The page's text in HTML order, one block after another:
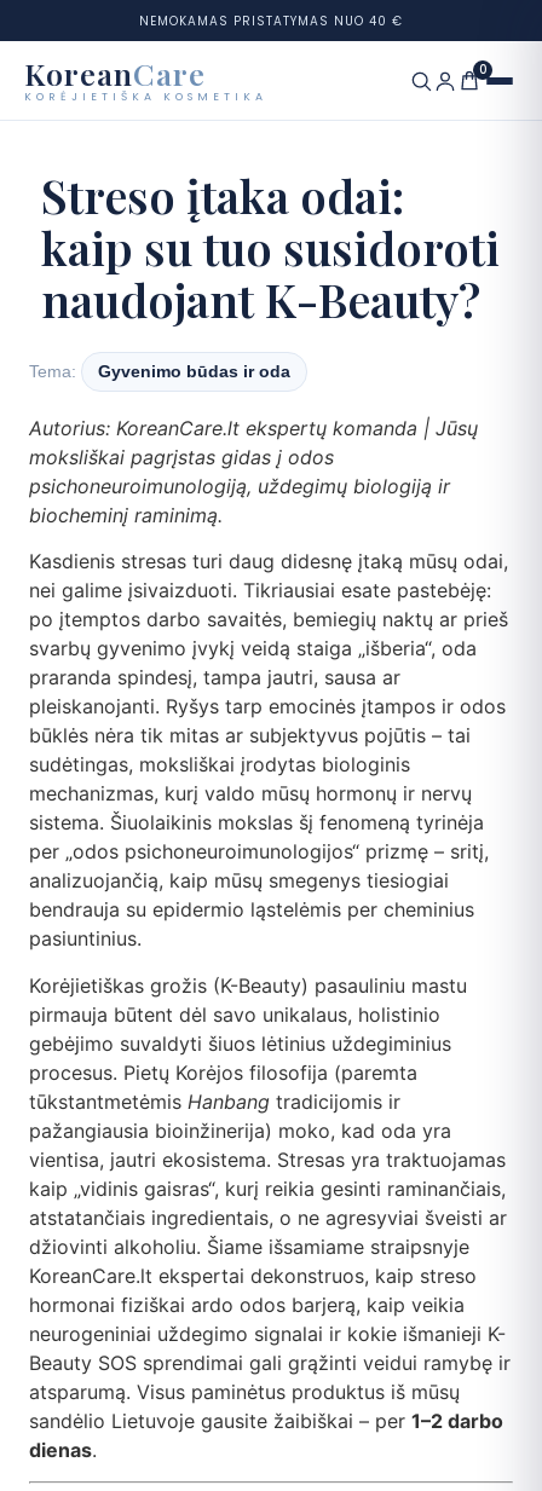
NEMOKAMAS PRISTATYMAS NUO 40 €
KoreanCare
KORĖJIETIŠKA KOSMETIKA
0
Kategorijos
Odos tipai
Rinkiniai
Odos testas
Tinklaraštis
Kontaktai
Apsipirkti
turinioStreso įtaka odai:
kaip su tuo susidoroti
naudojant K-Beauty?
Tema: Gyvenimo būdas ir oda
Autorius: KoreanCare.lt ekspertų komanda | Jūsų
moksliškai pagrįstas gidas į odos
psichoneuroimunologiją, uždegimų biologiją ir
biocheminį raminimą.
Kasdienis stresas turi daug didesnę įtaką mūsų odai,
nei galime įsivaizduoti. Tikriausiai esate pastebėję:
po įtemptos darbo savaitės, bemiegių naktų ar prieš
svarbų gyvenimo įvykį veidą staiga „išberia“, oda
praranda spindesį, tampa jautri, sausa ar
pleiskanojanti. Ryšys tarp emocinės įtampos ir odos
būklės nėra tik mitas ar subjektyvus pojūtis – tai
sudėtingas, moksliškai įrodytas biologinis
mechanizmas, kurį valdo mūsų hormonų ir nervų
sistema. Šiuolaikinis mokslas šį fenomeną tyrinėja
per „odos psichoneuroimunologijos“ prizmę – sritį,
analizuojančią, kaip mūsų smegenys tiesiogiai
bendrauja su epidermio ląstelėmis per cheminius
pasiuntinius.
Korėjietiškas grožis (K-Beauty) pasauliniu mastu
pirmauja būtent dėl savo unikalaus, holistinio
gebėjimo suvaldyti šiuos lėtinius uždegiminius
procesus. Pietų Korėjos filosofija (paremta
tūkstantmetėmis Hanbang tradicijomis ir
pažangiausia bioinžinerija) moko, kad oda yra
vientisa, jautri ekosistema. Stresas yra traktuojamas
kaip „vidinis gaisras“, kurį reikia gesinti raminančiais,
atstatančiais ingredientais, o ne agresyviai šveisti ar
džiovinti alkoholiu. Šiame išsamiame straipsnyje
KoreanCare.lt ekspertai dekonstruos, kaip streso
hormonai fiziškai ardo odos barjerą, kaip veikia
neurogeniniai uždegimo signalai ir kokie išmanieji K-
Beauty SOS sprendimai gali grąžinti veidui ramybę ir
atsparumą. Visus paminėtus produktus iš mūsų
sandėlio Lietuvoje gausite žaibiškai – per 1–2 darbo
dienas.